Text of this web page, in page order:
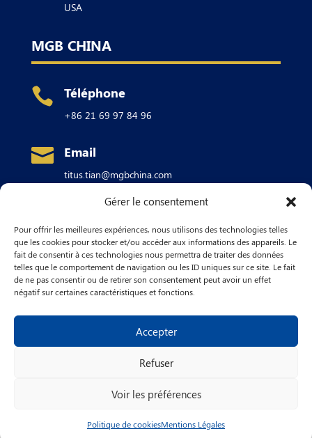
Gérer le consentement
Pour offrir les meilleures expériences, nous utilisons des technologies telles
que les cookies pour stocker et/ou accéder aux informations des appareils. Le
fait de consentir à ces technologies nous permettra de traiter des données
telles que le comportement de navigation ou les ID uniques sur ce site. Le fait
de ne pas consentir ou de retirer son consentement peut avoir un effet
négatif sur certaines caractéristiques et fonctions.
Accepter
Refuser
Voir les préférences
Politique de cookiesMentions Légales
USA
MGB CHINA
 Téléphone
+86 21 69 97 84 96
 Email
titus.tian@mgbchina.com
Building #1A, No. 880 Xingwen Rd Jiading
industrial Park,
SHANGHAI 201815
CHINA
Français